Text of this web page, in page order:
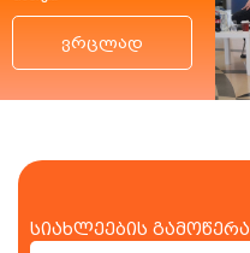
ვრცლად
სიახლეების გამოწერა